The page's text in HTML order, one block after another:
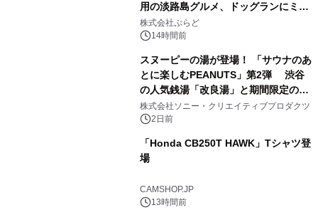
用の淡路島グルメ、ドッグランにミニ
プール グランピングとトレーラーハウ
スの2施設で
株式会社ぷらど
14時間前
スヌーピーの湯が登場！ 「サウナのあ
とに楽しむPEANUTS」第2弾 渋谷
の人気銭湯「改良湯」と期間限定のコ
ラボレーション サウナイキタイコラ
ボグッズも発売決定！
株式会社ソニー・クリエイティブプロダクツ
2日前
「Honda CB250T HAWK」Tシャツ登
場
CAMSHOP.JP
13時間前